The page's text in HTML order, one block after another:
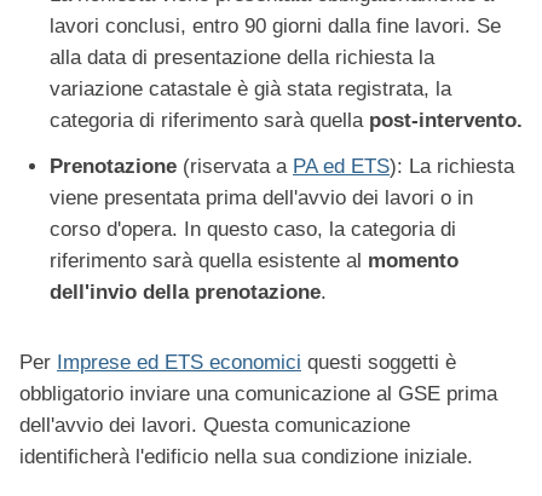
lavori conclusi, entro 90 giorni dalla fine lavori. Se
alla data di presentazione della richiesta la
variazione catastale è già stata registrata, la
categoria di riferimento sarà quella post-intervento.
Prenotazione (riservata a PA ed ETS): La richiesta
viene presentata prima dell'avvio dei lavori o in
corso d'opera. In questo caso, la categoria di
riferimento sarà quella esistente al momento
dell'invio della prenotazione.
Per Imprese ed ETS economici questi soggetti è
obbligatorio inviare una comunicazione al GSE prima
dell'avvio dei lavori. Questa comunicazione
identificherà l'edificio nella sua condizione iniziale.